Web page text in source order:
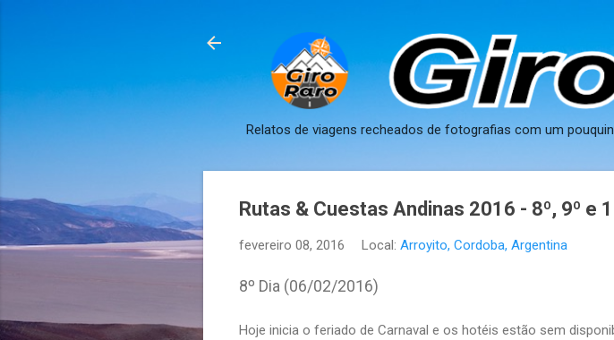
Relatos de viagens recheados de fotografias com um
Rutas & Cuestas Andinas 2016 - 8º, 9º e
fevereiro 08, 2016 Local: Arroyito, Cordoba, Argentina
8º Dia (06/02/2016)
Hoje inicia o feriado de Carnaval e os hotéis estão sem